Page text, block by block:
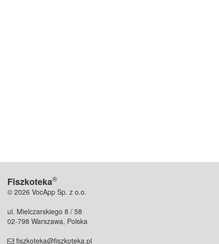
Fiszkoteka®
© 2026 VocApp Sp. z o.o.
ul. Mielczarskiego 8 / 58
02-798 Warszawa, Polska
fiszkoteka@fiszkoteka.pl